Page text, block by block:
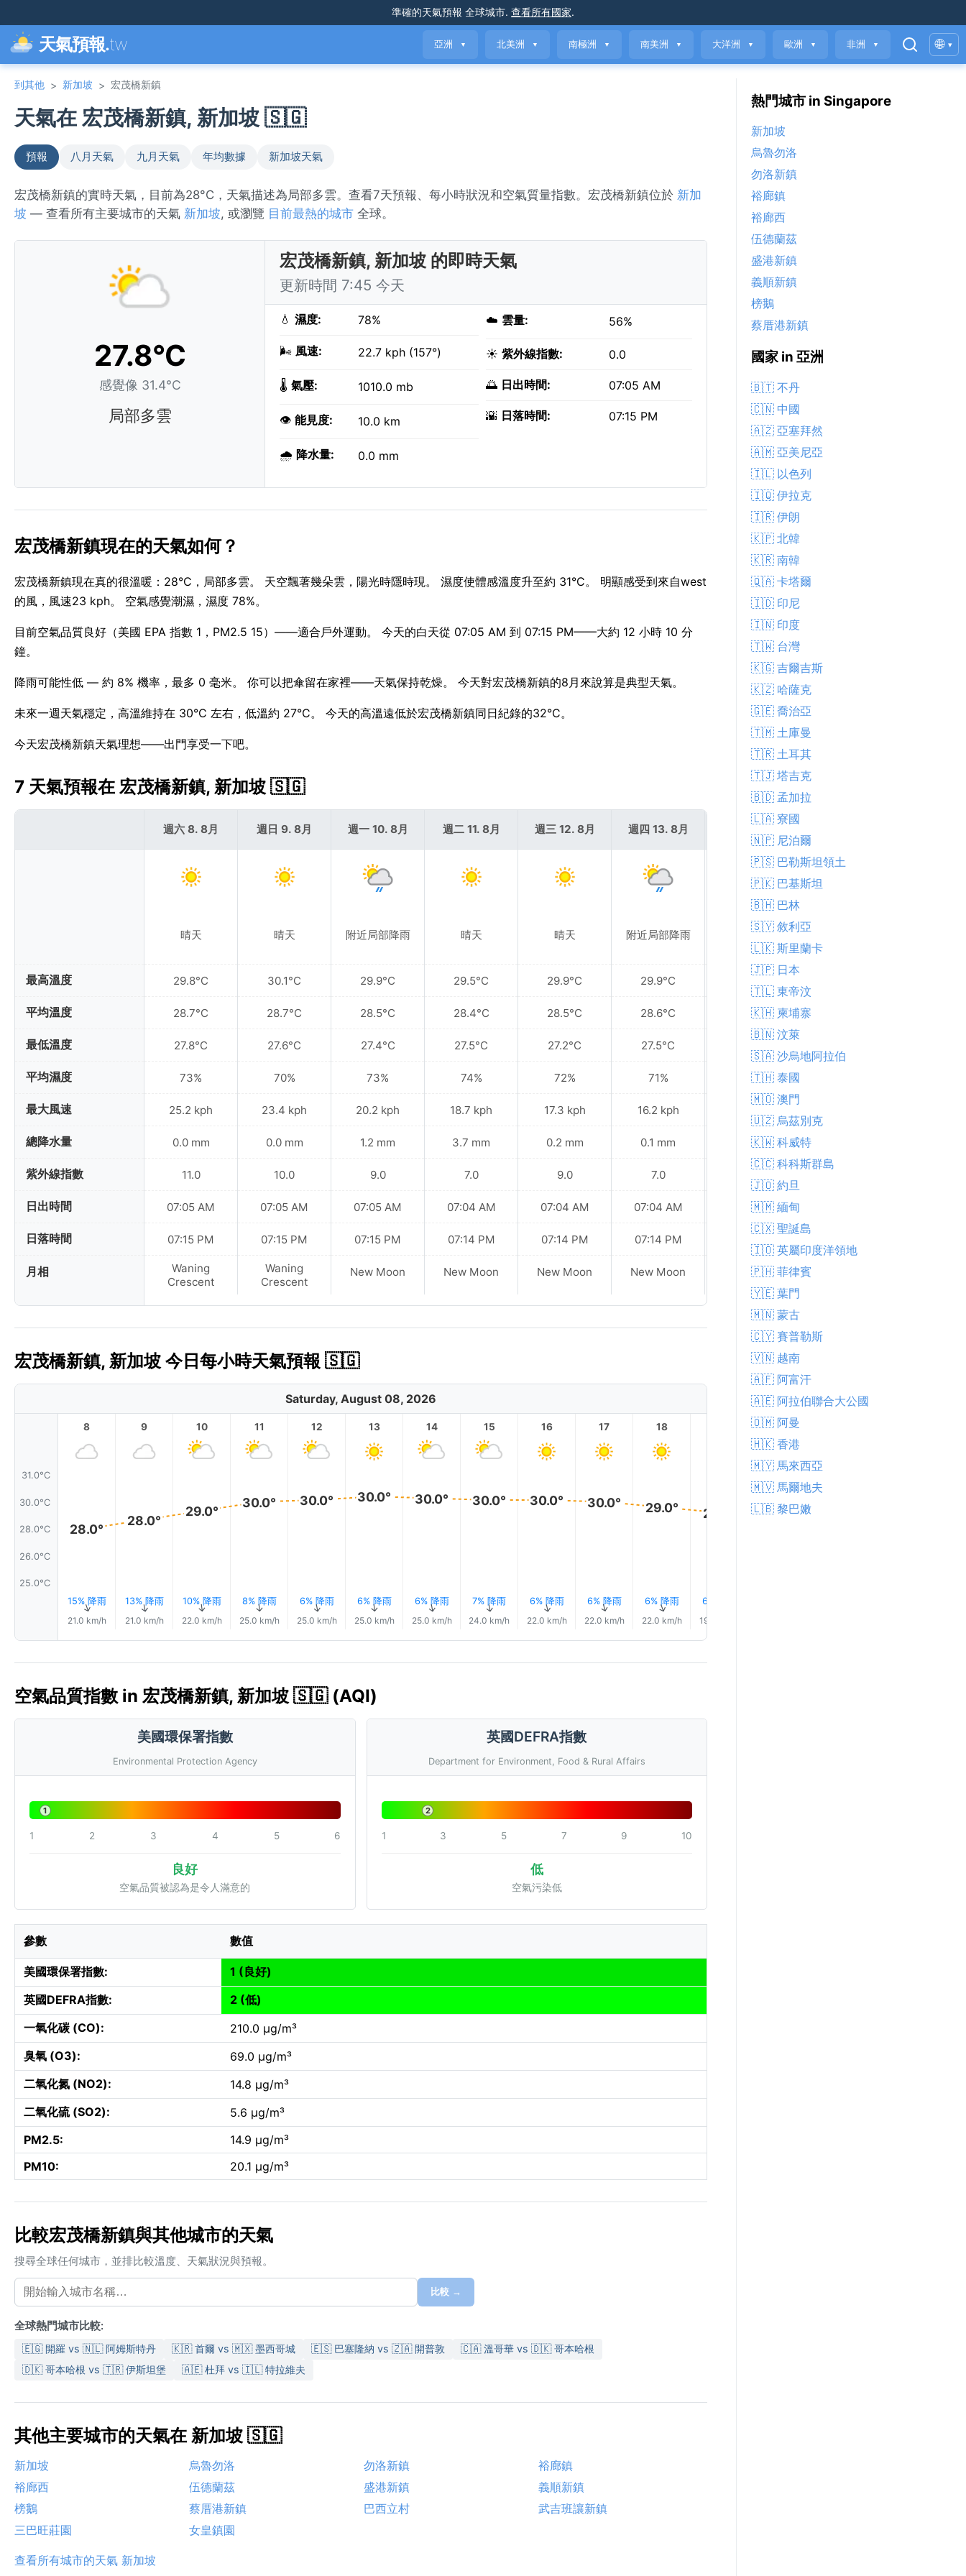
準確的天氣預報 全球城市. 查看所有國家.
天氣預報.tw 亞洲 ▼ 北美洲 ▼ 南極洲 ▼ 南美洲 ▼ 大洋洲 ▼ 歐洲 ▼ 非洲 ▼ 🌐 ▾
到其他 > 新加坡 > 宏茂橋新鎮
天氣在 宏茂橋新鎮, 新加坡 🇸🇬
預報 八月天氣 九月天氣 年均數據 新加坡天氣
宏茂橋新鎮的實時天氣，目前為28°C，天氣描述為局部多雲。查看7天預報、每小時狀況和空氣質量指數。宏茂橋新鎮位於 新加
坡 — 查看所有主要城市的天氣 新加坡, 或瀏覽 目前最熱的城市 全球。
27.8°C
感覺像 31.4°C
局部多雲
宏茂橋新鎮, 新加坡 的即時天氣
更新時間 7:45 今天
💧 濕度: 78%
🌬️ 風速: 22.7 kph (157°)
🌡️ 氣壓: 1010.0 mb
👁️ 能見度: 10.0 km
🌧️ 降水量: 0.0 mm
☁️ 雲量: 56%
☀️ 紫外線指數: 0.0
🌅 日出時間: 07:05 AM
🌇 日落時間: 07:15 PM
宏茂橋新鎮現在的天氣如何？
宏茂橋新鎮現在真的很溫暖：28°C，局部多雲。 天空飄著幾朵雲，陽光時隱時現。 濕度使體感溫度升至約 31°C。 明顯感受到來自west
的風，風速23 kph。 空氣感覺潮濕，濕度 78%。
目前空氣品質良好（美國 EPA 指數 1，PM2.5 15）——適合戶外運動。 今天的白天從 07:05 AM 到 07:15 PM——大約 12 小時 10 分
鐘。
降雨可能性低 — 約 8% 機率，最多 0 毫米。 你可以把傘留在家裡——天氣保持乾燥。 今天對宏茂橋新鎮的8月來說算是典型天氣。
未來一週天氣穩定，高溫維持在 30°C 左右，低溫約 27°C。 今天的高溫遠低於宏茂橋新鎮同日紀錄的32°C。
今天宏茂橋新鎮天氣理想——出門享受一下吧。
7 天氣預報在 宏茂橋新鎮, 新加坡 🇸🇬
最高溫度
平均溫度
最低溫度
平均濕度
最大風速
總降水量
紫外線指數
日出時間
日落時間
月相
週六 8. 8月
晴天
29.8°C
28.7°C
27.8°C
73%
25.2 kph
0.0 mm
11.0
07:05 AM
07:15 PM
Waning
Crescent
週日 9. 8月
晴天
30.1°C
28.7°C
27.6°C
70%
23.4 kph
0.0 mm
10.0
07:05 AM
07:15 PM
Waning
Crescent
週一 10. 8月
附近局部降雨
29.9°C
28.5°C
27.4°C
73%
20.2 kph
1.2 mm
9.0
07:05 AM
07:15 PM
New Moon
週二 11. 8月
晴天
29.5°C
28.4°C
27.5°C
74%
18.7 kph
3.7 mm
7.0
07:04 AM
07:14 PM
New Moon
週三 12. 8月
晴天
29.9°C
28.5°C
27.2°C
72%
17.3 kph
0.2 mm
9.0
07:04 AM
07:14 PM
New Moon
週四 13. 8月
附近局部降雨
29.9°C
28.6°C
27.5°C
71%
16.2 kph
0.1 mm
7.0
07:04 AM
07:14 PM
New Moon
週五 14. 8月
附近局部降雨
28.7°C
72%
0.4 mm
07:04 AM
Waxing
宏茂橋新鎮, 新加坡 今日每小時天氣預報 🇸🇬
Saturday, August 08, 2026
31.0°C
30.0°C
28.0°C
26.0°C
25.0°C
8
28.0°
15% 降雨
↑
21.0 km/h
9
28.0°
13% 降雨
↑
21.0 km/h
10
29.0°
10% 降雨
↑
22.0 km/h
11
30.0°
8% 降雨
↑
25.0 km/h
12
30.0°
6% 降雨
↑
25.0 km/h
13
30.0°
6% 降雨
↑
25.0 km/h
14
30.0°
6% 降雨
↑
25.0 km/h
15
30.0°
7% 降雨
↑
24.0 km/h
16
30.0°
6% 降雨
↑
22.0 km/h
17
30.0°
6% 降雨
↑
22.0 km/h
18
29.0°
6% 降雨
↑
22.0 km/h
29.0°
6% 降雨
19.0 km/h
20
29.0°
空氣品質指數 in 宏茂橋新鎮, 新加坡 🇸🇬 (AQI)
美國環保署指數
Environmental Protection Agency
1
1 2 3 4 5 6
良好
空氣品質被認為是令人滿意的
英國DEFRA指數
Department for Environment, Food & Rural Affairs
2
1 3 5 7 9 10
低
空氣污染低
參數 數值
美國環保署指數:
1 (良好)
英國DEFRA指數:
2 (低)
一氧化碳 (CO):
210.0 µg/m³
臭氧 (O3):
69.0 µg/m³
二氧化氮 (NO2):
14.8 µg/m³
二氧化硫 (SO2):
5.6 µg/m³
PM2.5:
14.9 µg/m³
PM10:
20.1 µg/m³
比較宏茂橋新鎮與其他城市的天氣
搜尋全球任何城市，並排比較溫度、天氣狀況與預報。
比較 →
全球熱門城市比較:
🇪🇬 開羅 vs 🇳🇱 阿姆斯特丹 🇰🇷 首爾 vs 🇲🇽 墨西哥城 🇪🇸 巴塞隆納 vs 🇿🇦 開普敦
🇨🇦 溫哥華 vs 🇩🇰 哥本哈根
🇩🇰 哥本哈根 vs 🇹🇷 伊斯坦堡
🇦🇪 杜拜 vs 🇮🇱 特拉維夫
其他主要城市的天氣在 新加坡 🇸🇬
新加坡 烏魯勿洛 勿洛新鎮
裕廊鎮
裕廊西
伍德蘭茲 盛港新鎮
義順新鎮
榜鵝
蔡厝港新鎮 巴西立村
武吉班讓新鎮
三巴旺莊園
女皇鎮園
查看所有城市的天氣 新加坡
熱門城市 in Singapore
新加坡
烏魯勿洛
勿洛新鎮
裕廊鎮
裕廊西
伍德蘭茲
盛港新鎮
義順新鎮
榜鵝
蔡厝港新鎮
國家 in 亞洲
🇧🇹 不丹
🇨🇳 中國
🇦🇿 亞塞拜然
🇦🇲 亞美尼亞
🇮🇱 以色列
🇮🇶 伊拉克
🇮🇷 伊朗
🇰🇵 北韓
🇰🇷 南韓
🇶🇦 卡塔爾
🇮🇩 印尼
🇮🇳 印度
🇹🇼 台灣
🇰🇬 吉爾吉斯
🇰🇿 哈薩克
🇬🇪 喬治亞
🇹🇲 土庫曼
🇹🇷 土耳其
🇹🇯 塔吉克
🇧🇩 孟加拉
🇱🇦 寮國
🇳🇵 尼泊爾
🇵🇸 巴勒斯坦領土
🇵🇰 巴基斯坦
🇧🇭 巴林
🇸🇾 敘利亞
🇱🇰 斯里蘭卡
🇯🇵 日本
🇹🇱 東帝汶
🇰🇭 柬埔寨
🇧🇳 汶萊
🇸🇦 沙烏地阿拉伯
🇹🇭 泰國
🇲🇴 澳門
🇺🇿 烏茲別克
🇰🇼 科威特
🇨🇨 科科斯群島
🇯🇴 約旦
🇲🇲 緬甸
🇨🇽 聖誕島
🇮🇴 英屬印度洋領地
🇵🇭 菲律賓
🇾🇪 葉門
🇲🇳 蒙古
🇨🇾 賽普勒斯
🇻🇳 越南
🇦🇫 阿富汗
🇦🇪 阿拉伯聯合大公國
🇴🇲 阿曼
🇭🇰 香港
🇲🇾 馬來西亞
🇲🇻 馬爾地夫
🇱🇧 黎巴嫩